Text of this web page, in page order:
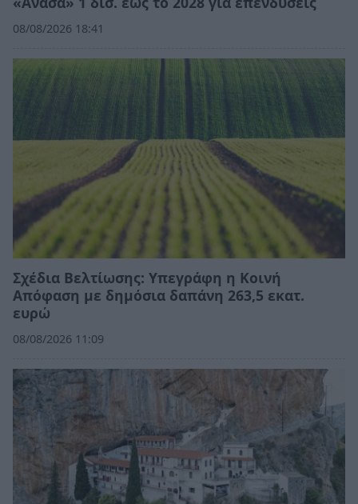
08/08/2026 18:41
Σχέδια Βελτίωσης: Υπεγράφη η Κοινή
Απόφαση με δημόσια δαπάνη 263,5 εκατ.
ευρώ
08/08/2026 11:09